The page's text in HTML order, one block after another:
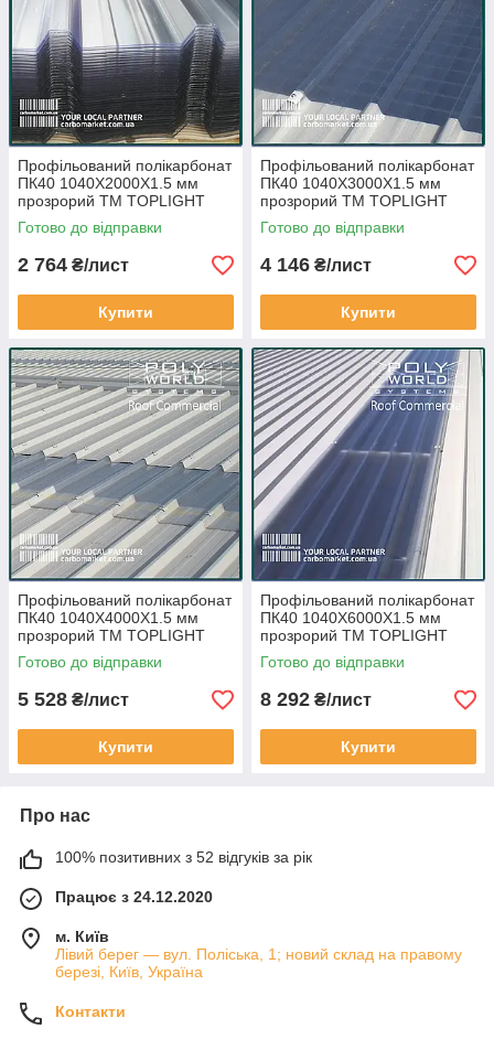
Профільований полікарбонат
ПК40 1040Х2000Х1.5 мм
прозрорий ТМ TOPLIGHT
izopan T250/40 Італія
Готово до відправки
2 764 ₴/лист
Купити
Профільований полікарбонат
ПК40 1040Х3000Х1.5 мм
прозрорий ТМ TOPLIGHT
izopan T250/40 Італія
Готово до відправки
4 146 ₴/лист
Купити
Профільований полікарбонат
ПК40 1040Х4000Х1.5 мм
прозрорий ТМ TOPLIGHT
izopan T250/40 Італія
Готово до відправки
5 528 ₴/лист
Купити
Профільований полікарбонат
ПК40 1040Х6000Х1.5 мм
прозрорий ТМ TOPLIGHT
izopan T250/40 Італія
Готово до відправки
8 292 ₴/лист
Купити
Про нас
100% позитивних з 52 відгуків за рік
Працює з 24.12.2020
м. Київ
Лівий берег — вул. Поліська, 1; новий склад на правому
березі, Київ, Україна
Контакти